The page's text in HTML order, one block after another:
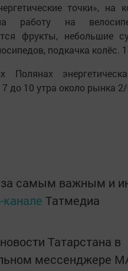
точки», на
работу на
фрукты, небольшие
подкачка колёс.
Полянах
7 до 10 утра около рынка
за самым важным и
канале Татмедиа
Татарстана в
мессенджере